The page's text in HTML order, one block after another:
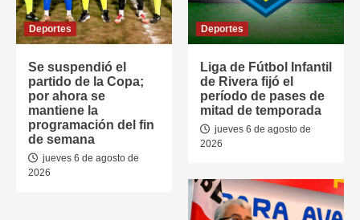
Deportes
Se suspendió el
partido de la Copa;
por ahora se
mantiene la
programación del fin
de semana
jueves 6 de agosto de
2026
Deportes
Liga de Fútbol Infantil
de Rivera fijó el
período de pases de
mitad de temporada
jueves 6 de agosto de
2026